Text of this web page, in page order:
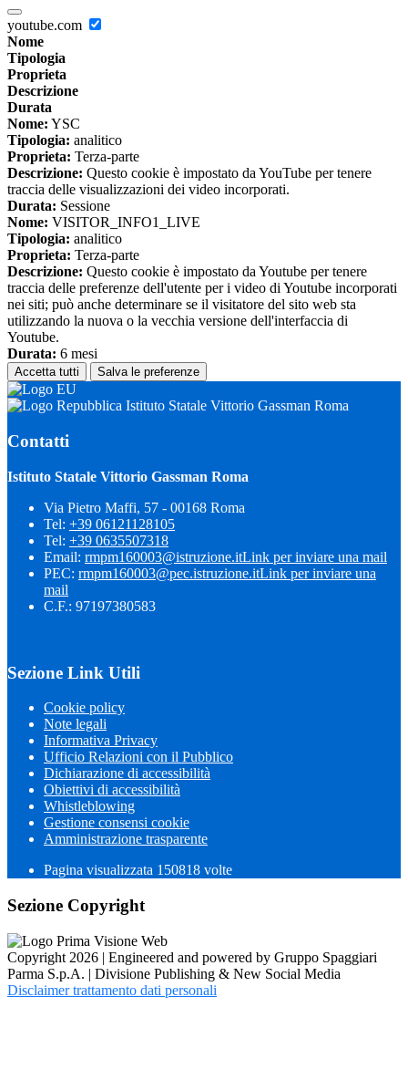
youtube.com
Nome
Tipologia
Proprieta
Descrizione
Durata
Nome: YSC
Tipologia: analitico
Proprieta: Terza-parte
Descrizione: Questo cookie è impostato da YouTube per tenere
traccia delle visualizzazioni dei video incorporati.
Durata: Sessione
Nome: VISITOR_INFO1_LIVE
Tipologia: analitico
Proprieta: Terza-parte
Descrizione: Questo cookie è impostato da Youtube per tenere
traccia delle preferenze dell'utente per i video di Youtube incorporati
nei siti; può anche determinare se il visitatore del sito web sta
utilizzando la nuova o la vecchia versione dell'interfaccia di
Youtube.
Durata: 6 mesi
Accetta tutti Salva le preferenze
Istituto Statale Vittorio Gassman Roma
Contatti
Istituto Statale Vittorio Gassman Roma
Via Pietro Maffi, 57 - 00168 Roma
Tel: +39 06121128105
Tel: +39 0635507318
Email: rmpm160003@istruzione.itLink per inviare una mail
PEC: rmpm160003@pec.istruzione.itLink per inviare una
mail
C.F.: 97197380583
Sezione Link Utili
Cookie policy
Note legali
Informativa Privacy
Ufficio Relazioni con il Pubblico
Dichiarazione di accessibilità
Obiettivi di accessibilità
Whistleblowing
Gestione consensi cookie
Amministrazione trasparente
Pagina visualizzata 150818 volte
Sezione Copyright
Copyright 2026 | Engineered and powered by Gruppo Spaggiari
Parma S.p.A. | Divisione Publishing & New Social Media
Disclaimer trattamento dati personali